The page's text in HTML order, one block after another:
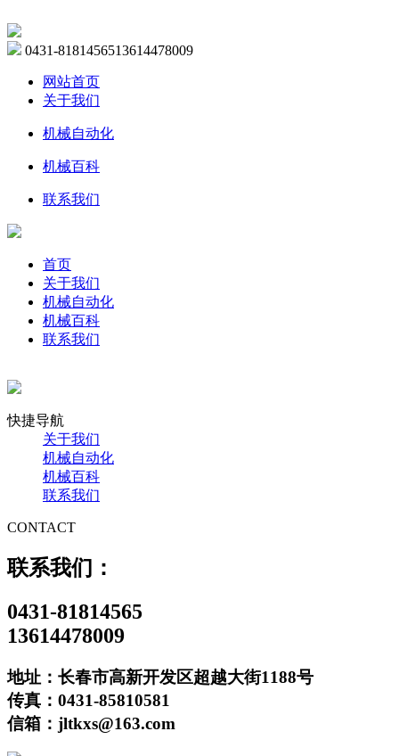
0431-8181456513614478009
网站首页
关于我们
机械自动化
机械百科
联系我们
首页
关于我们
机械自动化
机械百科
联系我们
快捷导航
关于我们
机械自动化
机械百科
联系我们
CONTACT
联系我们：
0431-81814565
13614478009
地址：长春市高新开发区超越大街1188号
传真：0431-85810581
信箱：jltkxs@163.com